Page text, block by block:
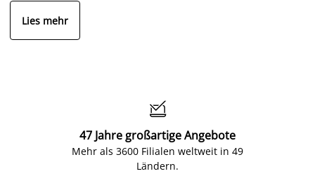
Lies mehr

47 Jahre großartige Angebote
Mehr als 3600 Filialen weltweit in 49
Ländern.